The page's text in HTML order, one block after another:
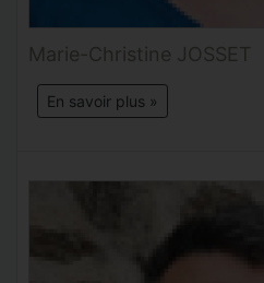
Marie-Christine JOSSET
En savoir plus »